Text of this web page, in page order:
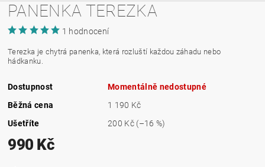
PANENKA TEREZKA
1 hodnocení
Terezka je chytrá panenka, která rozluští každou záhadu nebo
hádkanku.
Dostupnost
Momentálně nedostupné
Běžná cena
1 190 Kč
Ušetříte
200 Kč (–16 %)
990 Kč